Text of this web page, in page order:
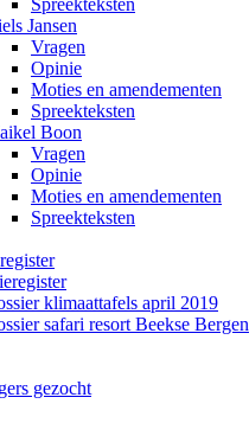
Spreekteksten
Jansen
Vragen
Opinie
Moties en amendementen
Spreekteksten
Boon
Vragen
Opinie
Moties en amendementen
Spreekteksten
klimaattafels april 2019
safari resort Beekse Bergen
gezocht